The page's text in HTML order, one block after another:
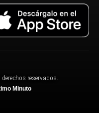
reservados.
Minuto